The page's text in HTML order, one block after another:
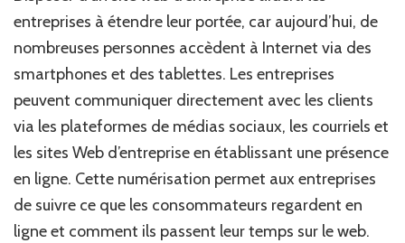
entreprises à étendre leur portée, car aujourd’hui, de
nombreuses personnes accèdent à Internet via des
smartphones et des tablettes. Les entreprises
peuvent communiquer directement avec les clients
via les plateformes de médias sociaux, les courriels et
les sites Web d’entreprise en établissant une présence
en ligne. Cette numérisation permet aux entreprises
de suivre ce que les consommateurs regardent en
ligne et comment ils passent leur temps sur le web.